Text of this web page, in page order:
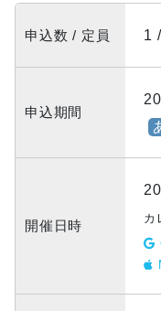
申込数 / 定員 1
申込期間
開催日時
カ